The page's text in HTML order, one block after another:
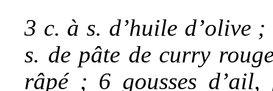
3 c. à s. d’huile d’olive
s. de pâte de curry
râpé ; 6 gousses d’ail,